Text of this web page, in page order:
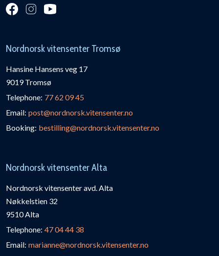
Nordnorsk vitensenter Tromsø
Hansine Hansens veg 17
9019 Tromsø
Telephone: 77 62 09 45
Email: post@nordnorsk.vitensenter.no
Booking: bestilling@nordnorsk.vitensenter.no
Nordnorsk vitensenter Alta
Nordnorsk vitensenter avd. Alta
Nøkkelstien 32
9510 Alta
Telephone: 47 04 44 38
Email: marianne@nordnorsk.vitensenter.no